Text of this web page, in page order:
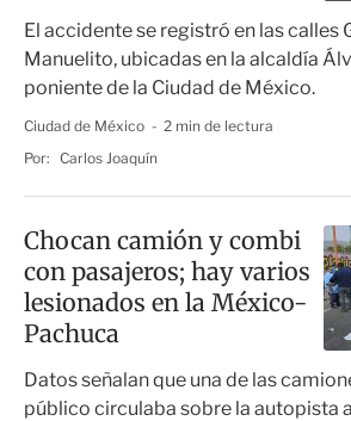
El accidente se registró en las calles
Manuelito, ubicadas en la alcaldía
poniente de la Ciudad de México.
Ciudad de México
2 min de lectura
Por: Carlos Joaquín
Chocan camión y combi
con pasajeros; hay varios
lesionados en la México-
Pachuca
Datos señalan que una de las
público circulaba sobre la autopista